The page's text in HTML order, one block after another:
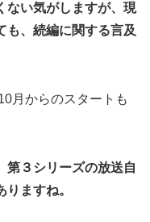
ない気がしますが、現
も、続編に関する言及
月からのスタートも
第３シリーズの放送自
ますね。